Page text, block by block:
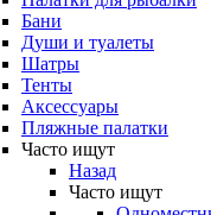
Бани
Души и туалеты
Шатры
Тенты
Аксессуары
Пляжные палатки
Часто ищут
Назад
Часто ищут